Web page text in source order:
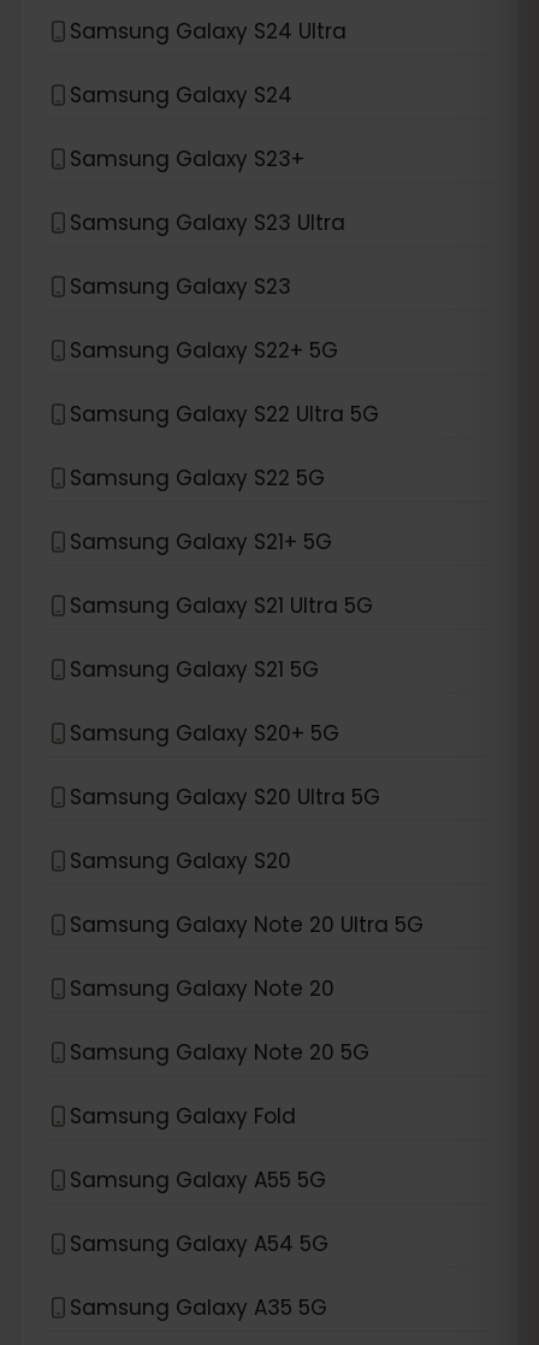
Samsung Galaxy S24 Ultra
Samsung Galaxy S24
Samsung Galaxy S23+
Samsung Galaxy S23 Ultra
Samsung Galaxy S23
Samsung Galaxy S22+ 5G
Samsung Galaxy S22 Ultra 5G
Samsung Galaxy S22 5G
Samsung Galaxy S21+ 5G
Samsung Galaxy S21 Ultra 5G
Samsung Galaxy S21 5G
Samsung Galaxy S20+ 5G
Samsung Galaxy S20 Ultra 5G
Samsung Galaxy S20
Samsung Galaxy Note 20 Ultra 5G
Samsung Galaxy Note 20
Samsung Galaxy Note 20 5G
Samsung Galaxy Fold
Samsung Galaxy A55 5G
Samsung Galaxy A54 5G
Samsung Galaxy A35 5G